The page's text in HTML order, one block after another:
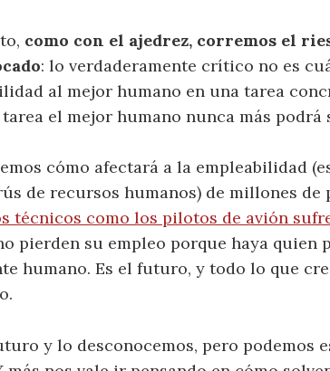
como con el ajedrez, corremos el
: lo verdaderamente crítico no es
al mejor humano en una tarea
el mejor humano nunca más podrá
cómo afectará a la empleabilidad
de recursos humanos) de millones de
técnicos como los pilotos de avión
pierden su empleo porque haya quien
humano. Es el futuro, y todo lo que
y lo desconocemos, pero podemos